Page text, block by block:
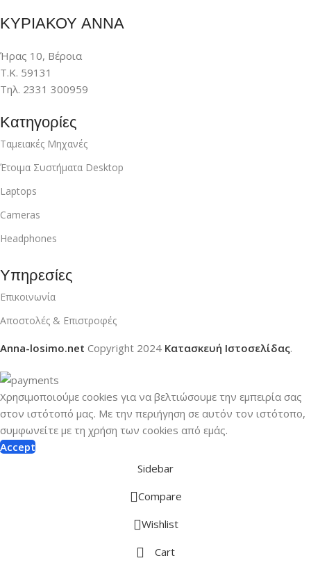
ΚΥΡΙΑΚΟΥ ΑΝΝΑ
Ήρας 10, Βέροια
Τ.Κ. 59131
Τηλ. 2331 300959
Κατηγορίες
Ταμειακές Μηχανές
Έτοιμα Συστήματα Desktop
Laptops
Cameras
Headphones
Υπηρεσίες
Επικοινωνία
Αποστολές & Επιστροφές
Anna-losimo.net Copyright 2024 Κατασκευή Ιστοσελίδας.
Χρησιμοποιούμε cookies για να βελτιώσουμε την εμπειρία σας
στον ιστότοπό μας. Με την περιήγηση σε αυτόν τον ιστότοπο,
συμφωνείτε με τη χρήση των cookies από εμάς.
Accept
Sidebar
Compare
Wishlist
Cart